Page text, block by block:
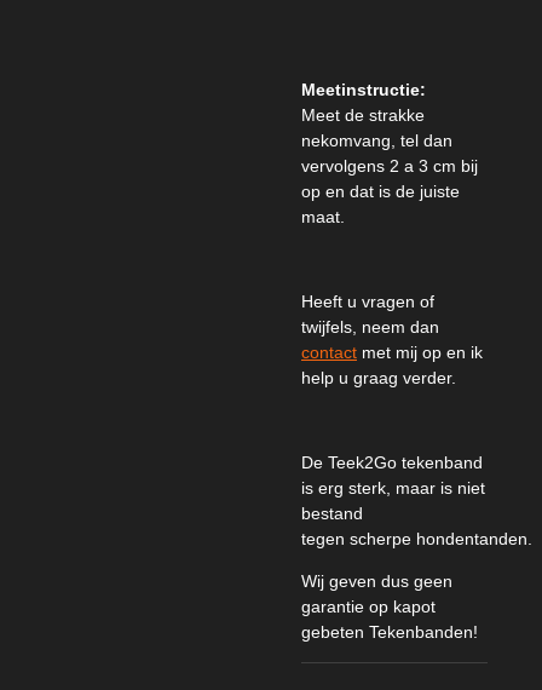
Meetinstructie:
Meet de strakke
nekomvang, tel dan
vervolgens 2 a 3 cm bij
op en dat is de juiste
maat.
Heeft u vragen of
twijfels, neem dan
contact met mij op en ik
help u graag verder.
De Teek2Go tekenband
is erg sterk, maar is niet
bestand
tegen scherpe hondentanden.
Wij geven dus geen
garantie op kapot
gebeten Tekenbanden!